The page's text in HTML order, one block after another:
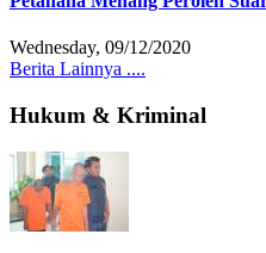
Wednesday, 09/12/2020
Berita Lainnya ....
Hukum & Kriminal